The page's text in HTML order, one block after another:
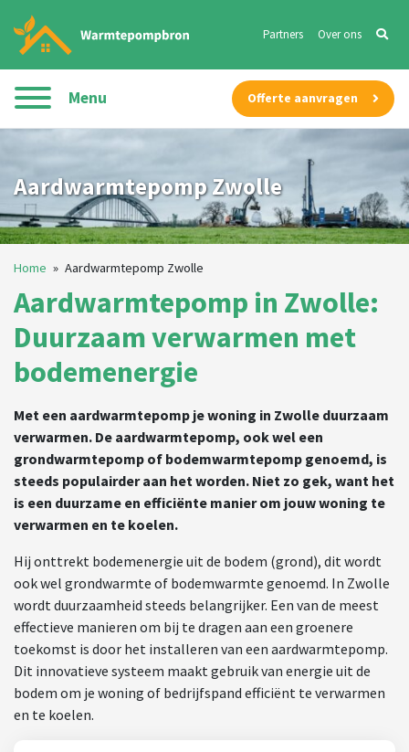
Partners Over ons
Menu Offerte aanvragen
Aardwarmtepomp Zwolle
Home » Aardwarmtepomp Zwolle
Aardwarmtepomp in Zwolle:
Duurzaam verwarmen met
bodemenergie
Met een aardwarmtepomp je woning in Zwolle duurzaam
verwarmen. De aardwarmtepomp, ook wel een
grondwarmtepomp of bodemwarmtepomp genoemd, is
steeds populairder aan het worden. Niet zo gek, want het
is een duurzame en efficiënte manier om jouw woning te
verwarmen en te koelen.
Hij onttrekt bodemenergie uit de bodem (grond), dit wordt
ook wel grondwarmte of bodemwarmte genoemd. In Zwolle
wordt duurzaamheid steeds belangrijker. Een van de meest
effectieve manieren om bij te dragen aan een groenere
toekomst is door het installeren van een aardwarmtepomp.
Dit innovatieve systeem maakt gebruik van energie uit de
bodem om je woning of bedrijfspand efficiënt te verwarmen
en te koelen.